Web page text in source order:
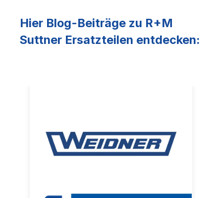
Hier Blog-Beiträge zu R+M
Suttner Ersatzteilen entdecken: